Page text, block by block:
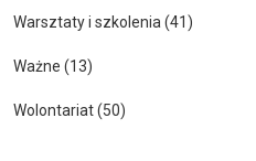
Warsztaty i szkolenia (41)
Ważne (13)
Wolontariat(50)